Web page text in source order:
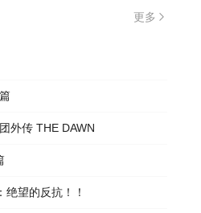
5集
工作细胞特典
约战狂三外传：虚或
更多
外传 THE DAWN
绝望的反抗！！